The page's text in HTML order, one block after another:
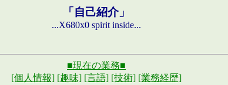
「自己紹介」
...X680x0 spirit inside...
■現在の業務■
[個人情報] [趣味] [言語] [技術] [業務経歴]